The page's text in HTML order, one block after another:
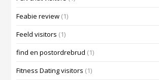
Feabie review (1)
Feeld visitors (1)
find en postordrebrud (1)
Fitness Dating visitors (1)